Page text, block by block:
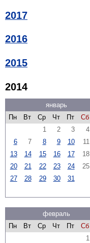
2017
2016
2015
2014
январь
Пн
Вт Ср Чт Пт Сб
1
2 3 4
6
7 8 9 10 11
13
14 15 16 17 18
20
21 22 23 24 25
27
28 29 30 31
февраль
Пн
Вт Ср Чт Пт Сб
1